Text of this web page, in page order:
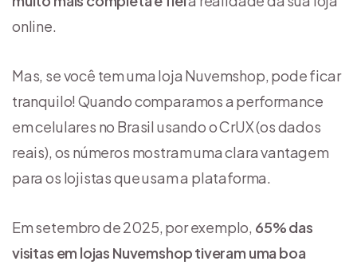
online.
Mas, se você tem uma loja Nuvemshop, pode ficar
tranquilo! Quando comparamos a performance
em celulares no Brasil usando o CrUX (os dados
reais), os números mostram uma clara vantagem
para os lojistas que usam a plataforma.
Em setembro de 2025, por exemplo, 65% das
visitas em lojas Nuvemshop tiveram uma boa